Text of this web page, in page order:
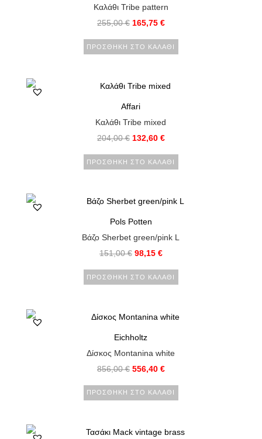
Καλάθι Tribe pattern
255,00€ 165,75 €
ΠΡΟΣΘΉΚΗ ΣΤΟ ΚΑΛΆΘΙ
Affari
Καλάθι Tribe mixed
204,00€ 132,60 €
ΠΡΟΣΘΉΚΗ ΣΤΟ ΚΑΛΆΘΙ
Pols Potten
Βάζο Sherbet green/pink L
151,00€ 98,15 €
ΠΡΟΣΘΉΚΗ ΣΤΟ ΚΑΛΆΘΙ
Eichholtz
Δίσκος Montanina white
856,00€ 556,40 €
ΠΡΟΣΘΉΚΗ ΣΤΟ ΚΑΛΆΘΙ